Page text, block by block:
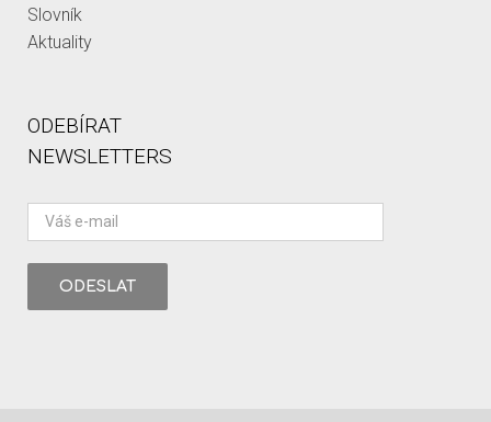
Slovník
Aktuality
ODEBÍRAT
NEWSLETTERS